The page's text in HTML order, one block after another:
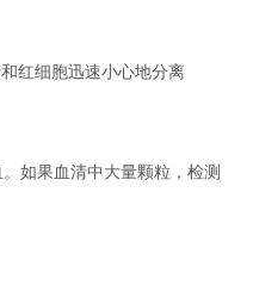
红细胞迅速小心地分离
果血清中大量颗粒，检测